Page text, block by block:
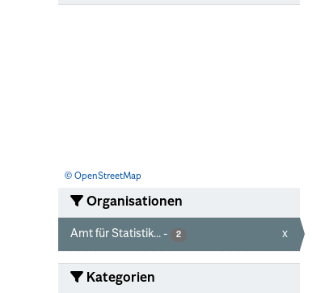
© OpenStreetMap
Organisationen
Amt für Statistik... - 2 x
Kategorien